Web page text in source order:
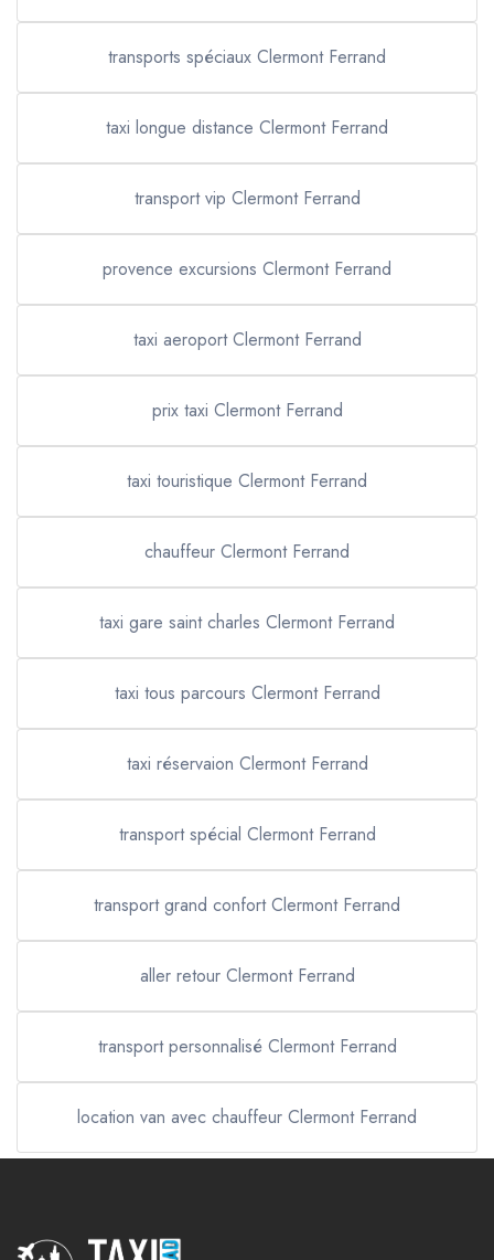
transports spéciaux Clermont Ferrand
taxi longue distance Clermont Ferrand
transport vip Clermont Ferrand
provence excursions Clermont Ferrand
taxi aeroport Clermont Ferrand
prix taxi Clermont Ferrand
taxi touristique Clermont Ferrand
chauffeur Clermont Ferrand
taxi gare saint charles Clermont Ferrand
taxi tous parcours Clermont Ferrand
taxi réservaion Clermont Ferrand
transport spécial Clermont Ferrand
transport grand confort Clermont Ferrand
aller retour Clermont Ferrand
transport personnalisé Clermont Ferrand
location van avec chauffeur Clermont Ferrand